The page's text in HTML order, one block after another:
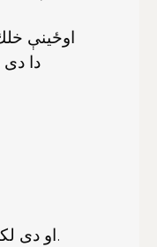
اوځينې
دا
او دى لكه مرغه په كې ژوندى پا تې و.